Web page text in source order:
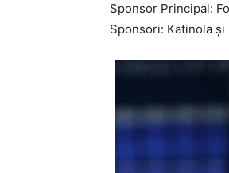
Sponsor Principal:
Sponsori: Katinola